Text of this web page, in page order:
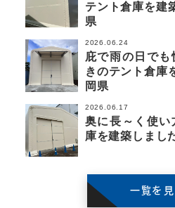
テント倉庫を
県
2026.06.24
庇で雨の日で
きのテント倉
岡県
2026.06.17
奥に長～く使い
庫を建築しま
一覧を見